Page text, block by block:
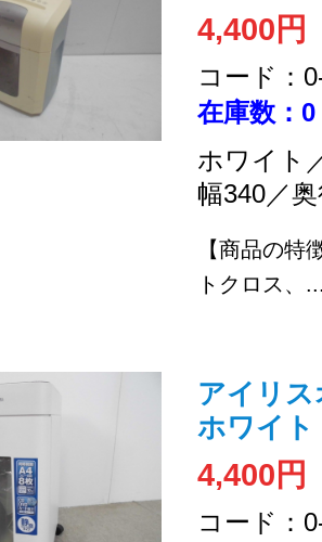
4,400円
コード：
在庫数：0
ホワイト
幅340／
【商品の特
トクロス、
アイリ
ホワイト
4,400円
コード：